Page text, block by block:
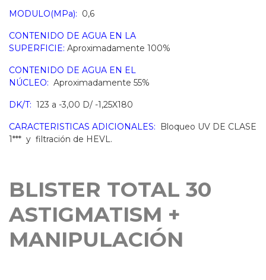
MODULO(MPa): 0,6
CONTENIDO DE AGUA EN LA
SUPERFICIE: Aproximadamente 100%
CONTENIDO DE AGUA EN EL
NÚCLEO: Aproximadamente 55%
DK/T: 123 a -3,00 D/ -1,25X180
CARACTERISTICAS ADICIONALES:
Bloqueo UV DE CLASE
1*** y filtración de HEVL.
BLISTER TOTAL 30
ASTIGMATISM +
MANIPULACIÓN